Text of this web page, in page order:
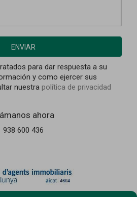
ENVIAR
para dar respuesta a su
y como ejercer sus
nuestra política de privacidad
ahora
938 600 436